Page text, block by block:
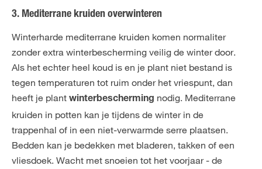
3. Mediterrane kruiden overwinteren
Winterharde mediterrane kruiden komen normaliter
zonder extra winterbescherming veilig de winter door.
Als het echter heel koud is en je plant niet bestand is
tegen temperaturen tot ruim onder het vriespunt, dan
heeft je plant winterbescherming nodig. Mediterrane
kruiden in potten kan je tijdens de winter in de
trappenhal of in een niet-verwarmde serre plaatsen.
Bedden kan je bedekken met bladeren, takken of een
vliesdoek. Wacht met snoeien tot het voorjaar - de